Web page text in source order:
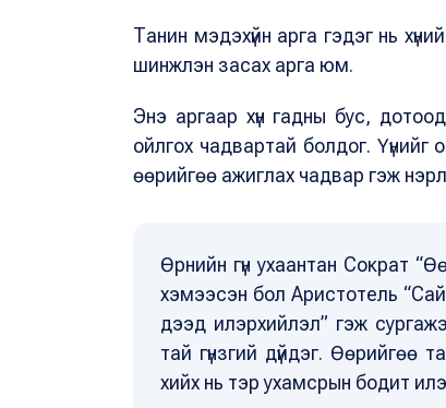
Танин мэдэхүйн арга гэдэг нь
шинжлэн засах арга юм.
Энэ аргаар хүн гадны бус,
ойлгох чадвартай болдог. Үүнийг
өөрийгөө ажиглах чадвар гэж
Өрнийн гүн ухаантан Сократ
хэмээсэн бол Аристотель
дээд илэрхийлэл” гэж
тай гүнзгий дүйдэг. Өөрийгөө
хийх нь тэр ухамсрын бодит